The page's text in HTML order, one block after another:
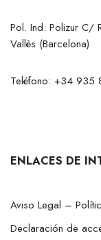
Pol. Ind. Polizur C/
Vallès (Barcelona)
Teléfono: +34 935
ENLACES DE
Aviso Legal –
Declaración de